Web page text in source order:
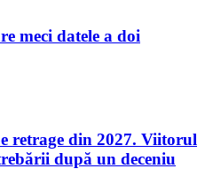
meci datele a doi
retrage din 2027. Viitorul
după un deceniu